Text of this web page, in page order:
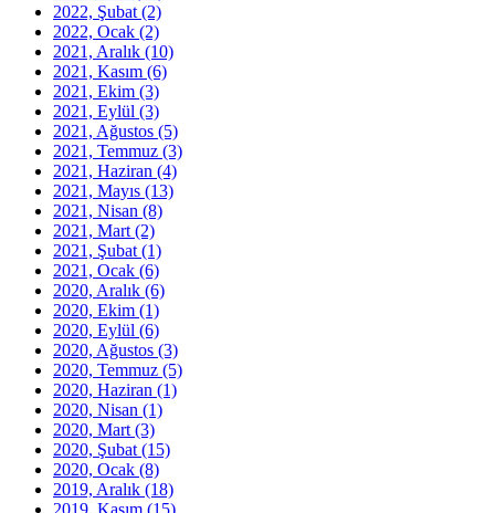
2022, Şubat (2)
2022, Ocak (2)
2021, Aralık (10)
2021, Kasım (6)
2021, Ekim (3)
2021, Eylül (3)
2021, Ağustos (5)
2021, Temmuz (3)
2021, Haziran (4)
2021, Mayıs (13)
2021, Nisan (8)
2021, Mart (2)
2021, Şubat (1)
2021, Ocak (6)
2020, Aralık (6)
2020, Ekim (1)
2020, Eylül (6)
2020, Ağustos (3)
2020, Temmuz (5)
2020, Haziran (1)
2020, Nisan (1)
2020, Mart (3)
2020, Şubat (15)
2020, Ocak (8)
2019, Aralık (18)